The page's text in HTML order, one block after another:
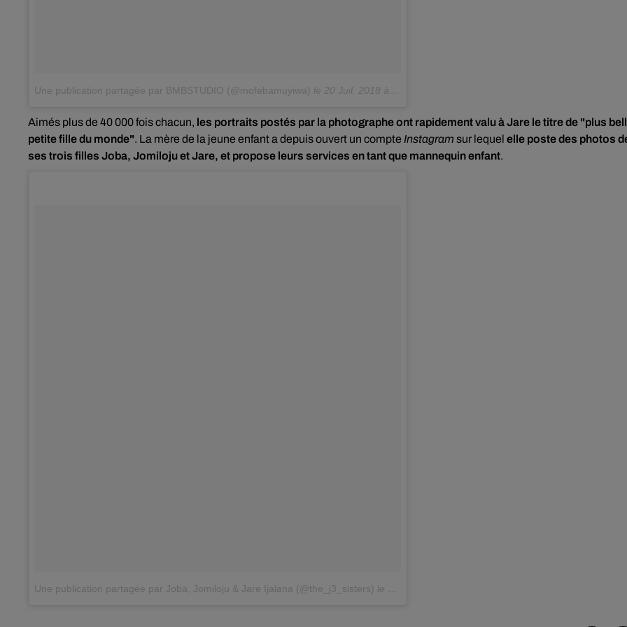
Une publication partagée par BMBSTUDIO (@mofebamuyiwa) le 20 Juil. 2018 à 3 :04 PDT
Aimés plus de 40 000 fois chacun, les portraits postés par la photographe ont rapidement valu à Jare le titre de "plus
petite fille du monde". La mère de la jeune enfant a depuis ouvert un compte Instagram sur lequel elle poste des photos
ses trois filles Joba, Jomiloju et Jare, et propose leurs services en tant que mannequin enfant.
Une publication partagée par Joba, Jomiloju & Jare Ijalana (@the_j3_sisters) le